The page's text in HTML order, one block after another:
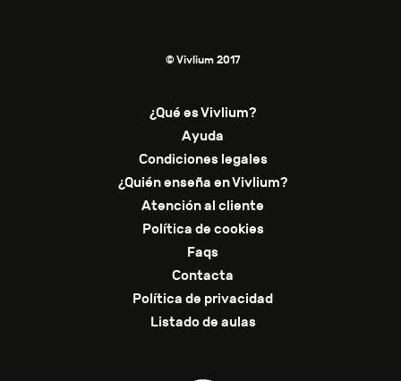
© Vivlium 2017
¿Qué es Vivlium?
Ayuda
Condiciones legales
¿Quién enseña en Vivlium?
Atención al cliente
Política de cookies
Faqs
Contacta
Política de privacidad
Listado de aulas